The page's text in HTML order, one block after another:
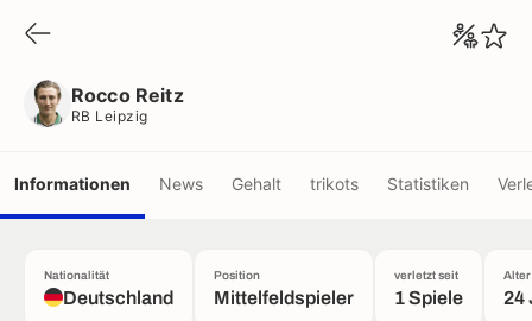
Rocco Reitz
RB Leipzig
Informationen News Gehalt trikots Statistiken
Nationalität
Deutschland
Position
Mittelfeldspieler
verletzt seit
1 Spiele
Alter
24